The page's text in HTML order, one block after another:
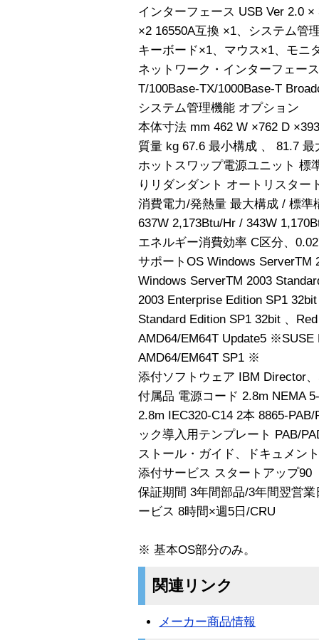
インターフェース USB Ver 2.0
×2 16550A互換 ×1、システム管
キーボード×1、マウス×1、モニ
ネットワーク・インターフェー
T/100Base-TX/1000Base-T
システム管理機能 オプション
本体寸法 mm 462 W ×762 D
質量 kg 67.6 最小構成 、 81.7 最
ホットスワップ電源ユニット 標
りリダンダント オートリスター
消費電力/発熱量 最大構成 / 標準
637W 2,173Btu/Hr / 343W
エネルギー消費効率 C区分、
サポートOS Windows ServerTM
Windows ServerTM 2003
2003 Enterprise Edition SP1
Standard Edition SP1 32bit 、
AMD64/EM64T Update5
AMD64/EM64T SP1 ※
添付ソフトウェア IBM Director
付属品 電源コード 2.8m NEMA
2.8m IEC320-C14 2本 8865-
ック導入用テンプレート PAB/
ストール・ガイド、ドキュメン
添付サービス スタートアップ90
保証期間 3年間部品/3年間翌営
ービス 8時間×週5日/CRU
※ 基本OS部分のみ。
関連リンク
メーカー商品情報